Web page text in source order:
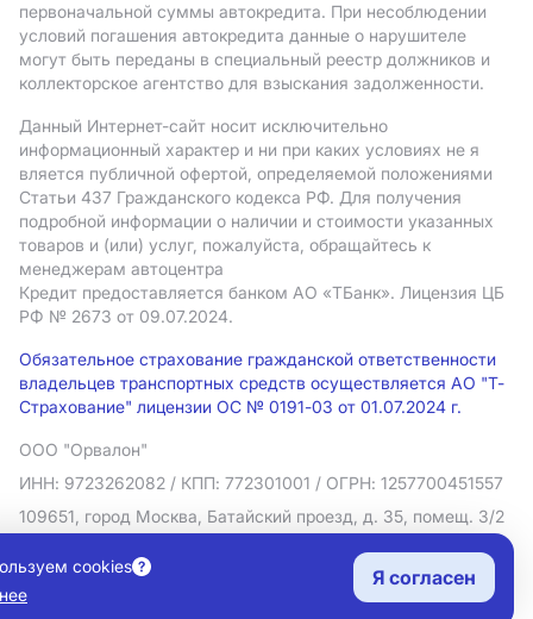
первоначальной суммы автокредита. При несоблюдении
условий погашения автокредита данные о нарушителе
могут быть переданы в специальный реестр должников и
коллекторское агентство для взыскания задолженности.
Данный Интернет-сайт носит исключительно
информационный характер и ни при каких условиях не я
вляется публичной офертой, определяемой положениями
Статьи 437 Гражданского кодекса РФ. Для получения
подробной информации о наличии и стоимости указанных
товаров и (или) услуг, пожалуйста, обращайтесь к
менеджерам автоцентра
Кредит предоставляется банком АO «ТБанк». Лицензия ЦБ
РФ № 2673 от 09.07.2024.
Обязательное страхование гражданской ответственности
владельцев транспортных средств осуществляется АО "Т-
Страхование" лицензии ОС № 0191-03 от 01.07.2024 г.
ООО "Орвалон"
ИНН: 9723262082 / КПП: 772301001 / ОГРН: 1257700451557
109651, город Москва, Батайский проезд, д. 35, помещ. 3/2
Политика в отношении обработки персональных данных
Согласие на рекламную рассылку
Правовая информация
cookies
Я согласен